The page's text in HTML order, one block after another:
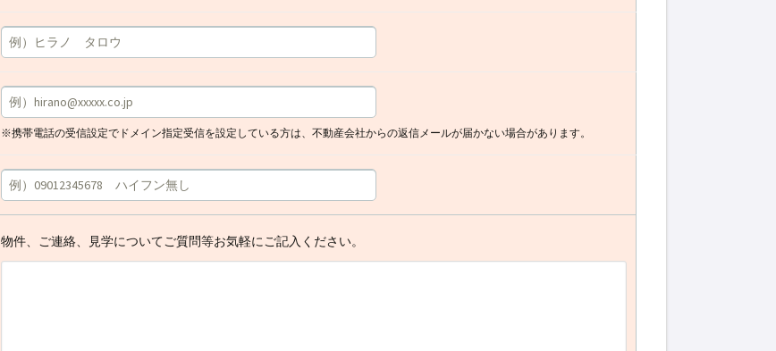
※携帯電話の受信設定でドメイン指定受信を設定している方は、不動産会社からの返信メールが届かない場合があります。
物件、ご連絡、見学についてご質問等お気軽にご記入ください。